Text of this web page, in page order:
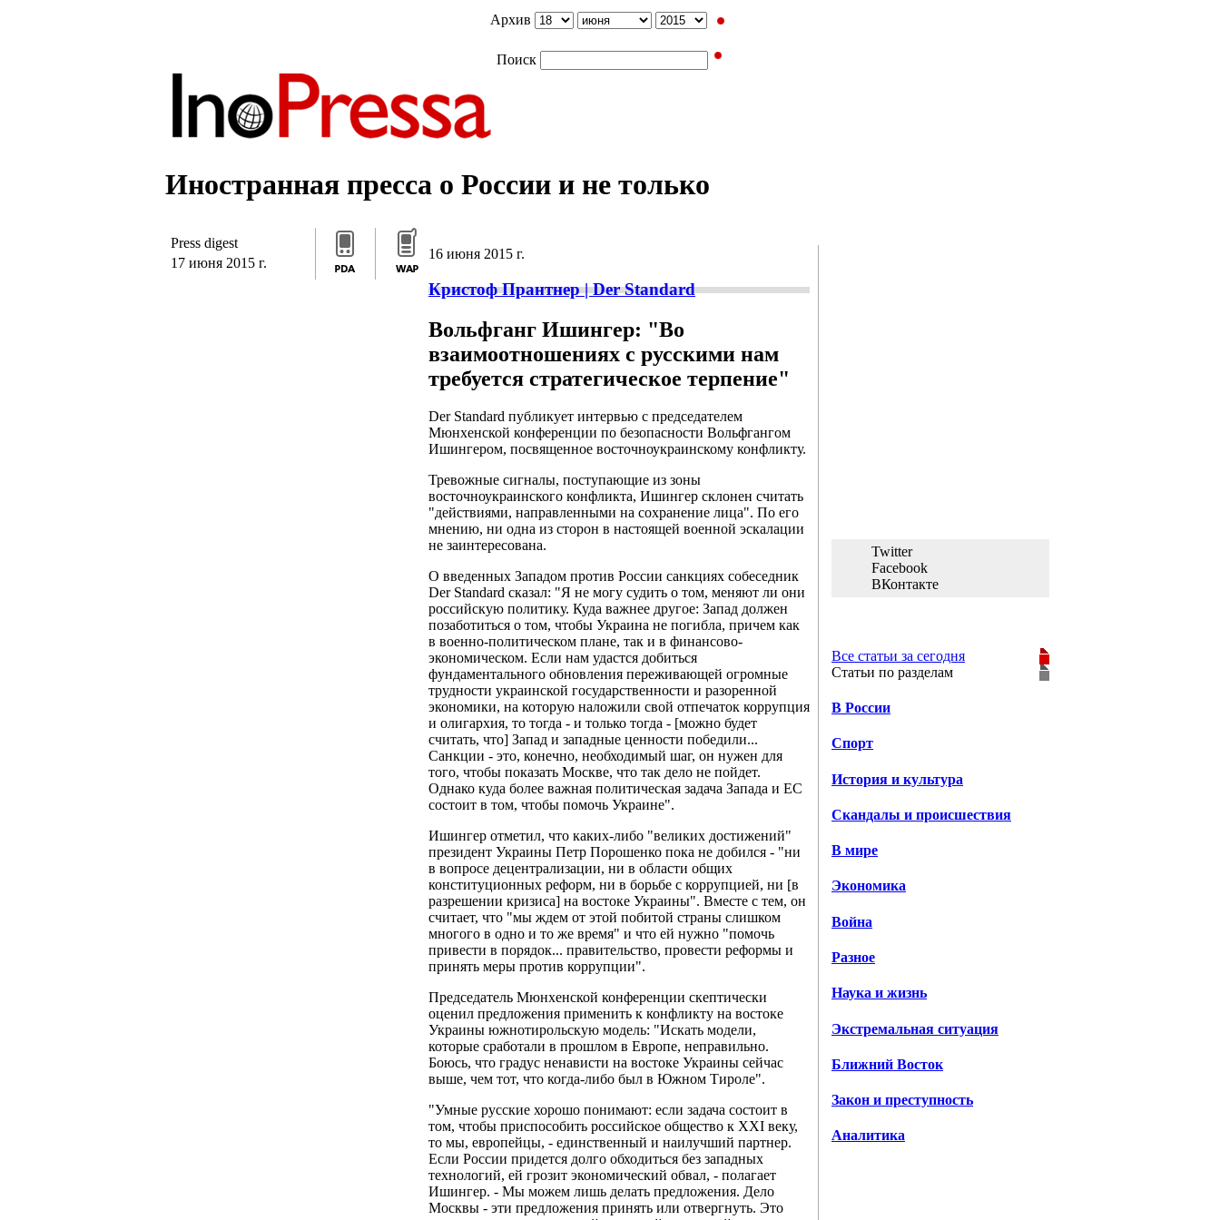
Архив
Поиск
Иностранная пресса о России и не только
Press digest
17 июня 2015 г.
16 июня 2015 г.
Кристоф Прантнер | Der Standard
Вольфганг Ишингер: "Во
взаимоотношениях с русскими нам
требуется стратегическое терпение"
Der Standard публикует интервью с председателем
Мюнхенской конференции по безопасности Вольфгангом
Ишингером, посвященное восточноукраинскому конфликту.
Тревожные сигналы, поступающие из зоны
восточноукраинского конфликта, Ишингер склонен считать
"действиями, направленными на сохранение лица". По его
мнению, ни одна из сторон в настоящей военной эскалации
не заинтересована.
О введенных Западом против России санкциях собеседник
Der Standard сказал: "Я не могу судить о том, меняют ли они
российскую политику. Куда важнее другое: Запад должен
позаботиться о том, чтобы Украина не погибла, причем как
в военно-политическом плане, так и в финансово-
экономическом. Если нам удастся добиться
фундаментального обновления переживающей огромные
трудности украинской государственности и разоренной
экономики, на которую наложили свой отпечаток коррупция
и олигархия, то тогда - и только тогда - [можно будет
считать, что] Запад и западные ценности победили...
Санкции - это, конечно, необходимый шаг, он нужен для
того, чтобы показать Москве, что так дело не пойдет.
Однако куда более важная политическая задача Запада и ЕС
состоит в том, чтобы помочь Украине".
Ишингер отметил, что каких-либо "великих достижений"
президент Украины Петр Порошенко пока не добился - "ни
в вопросе децентрализации, ни в области общих
конституционных реформ, ни в борьбе с коррупцией, ни [в
разрешении кризиса] на востоке Украины". Вместе с тем, он
считает, что "мы ждем от этой побитой страны слишком
многого в одно и то же время" и что ей нужно "помочь
привести в порядок... правительство, провести реформы и
принять меры против коррупции".
Председатель Мюнхенской конференции скептически
оценил предложения применить к конфликту на востоке
Украины южнотирольскую модель: "Искать модели,
которые сработали в прошлом в Европе, неправильно.
Боюсь, что градус ненависти на востоке Украины сейчас
выше, чем тот, что когда-либо был в Южном Тироле".
"Умные русские хорошо понимают: если задача состоит в
том, чтобы приспособить российское общество к XXI веку,
то мы, европейцы, - единственный и наилучший партнер.
Если России придется долго обходиться без западных
технологий, ей грозит экономический обвал, - полагает
Ишингер. - Мы можем лишь делать предложения. Дело
Москвы - эти предложения принять или отвергнуть. Это
Twitter
Facebook
ВКонтакте
Все статьи за сегодня
Статьи по разделам
В России
Спорт
История и культура
Скандалы и происшествия
В мире
Экономика
Война
Разное
Наука и жизнь
Экстремальная ситуация
Ближний Восток
Закон и преступность
Аналитика